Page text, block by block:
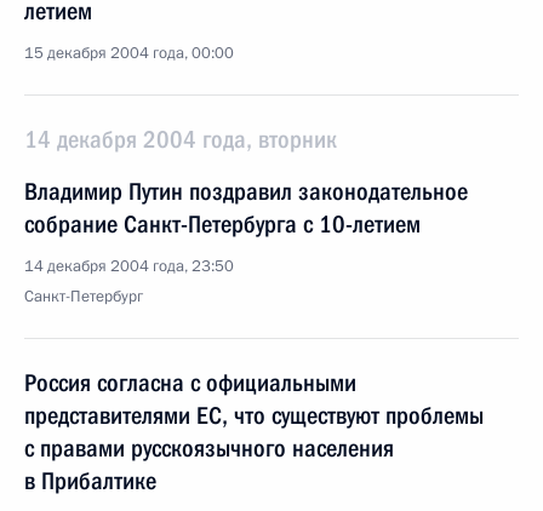
летием
15 декабря 2004 года, 00:00
14 декабря 2004 года, вторник
Владимир Путин поздравил законодательное
собрание Санкт-Петербурга с 10-летием
14 декабря 2004 года, 23:50
Санкт-Петербург
Россия согласна с официальными
представителями ЕС, что существуют проблемы
с правами русскоязычного населения
в Прибалтике